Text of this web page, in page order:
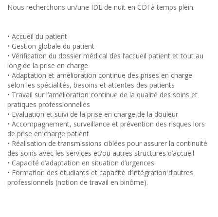
Nous recherchons un/une IDE de nuit en CDI à temps plein.
• Accueil du patient
• Gestion globale du patient
• Vérification du dossier médical dès l’accueil patient et tout au
long de la prise en charge
• Adaptation et amélioration continue des prises en charge
selon les spécialités, besoins et attentes des patients
• Travail sur l’amélioration continue de la qualité des soins et
pratiques professionnelles
• Evaluation et suivi de la prise en charge de la douleur
• Accompagnement, surveillance et prévention des risques lors
de prise en charge patient
• Réalisation de transmissions ciblées pour assurer la continuité
des soins avec les services et/ou autres structures d’accueil
• Capacité d’adaptation en situation d’urgences
• Formation des étudiants et capacité d’intégration d’autres
professionnels (notion de travail en binôme).